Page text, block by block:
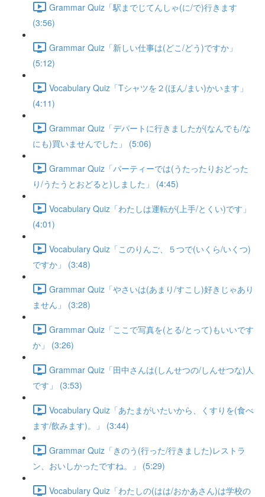
Grammar Quiz「駅までじてんしゃ(に/で)行きます
(3:56)
Grammar Quiz「新しい仕事は(どこ/どう)ですか」
(5:12)
Vocabulary Quiz「Tシャツを２(ほん/まい)かいます」
(4:11)
Grammar Quiz「デパートに行きましたが(なんでも/な
にも)買いませんでした」 (5:06)
Grammar Quiz「パーティーでは(うたったりおどった
り/うたうとおどると)しました」 (4:45)
Vocabulary Quiz「わたしは運転が(上手/とくい)です」
(4:01)
Vocabulary Quiz「このりんご、５つで(いくら/いくつ)
ですか」 (3:48)
Grammar Quiz「やさいは(あまり/すこし)好きじゃあり
ません」 (3:28)
Grammar Quiz「ここで写真を(とる/とって)もいいです
か」 (3:26)
Grammar Quiz「田中さんは(しんせつの/しんせつな)人
です」 (3:53)
Vocabulary Quiz「あたまがいたいから、くすりを(食べ
ます/飲みます)。」 (3:44)
Grammar Quiz「きのう(行った/行きました)レストラ
ン、おいしかったですね。」 (5:29)
Vocabulary Quiz「わたしの(はは/おかあさん)は学校の